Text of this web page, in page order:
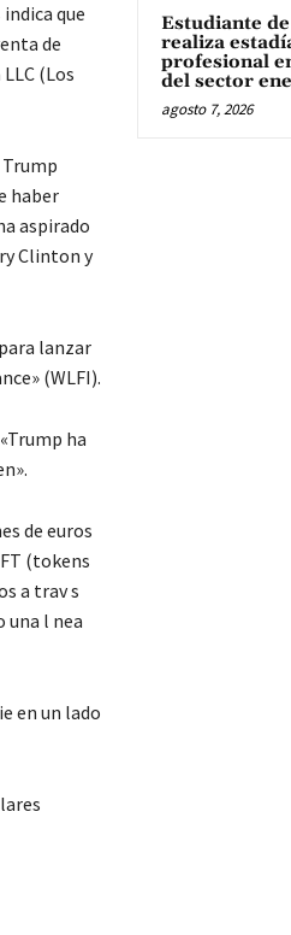
que
de
(Los
Trump
haber
aspirado
Clinton y
lanzar
(WLFI).
ha
de euros
(tokens
a trav s
una l nea
en un lado
Estudiante
realiza
profesional
del sector
agosto 7, 2026